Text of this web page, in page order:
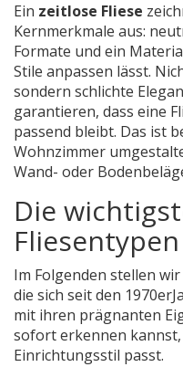
Ein zeitlose Fliese
Kernmerkmale aus:
Formate und ein
Stile anpassen lässt.
sondern schlichte
garantieren, dass eine
passend bleibt. Das ist
Wohnzimmer
Wand- oder
Die
Fliesentypen
Im Folgenden stellen
die sich seit den
mit ihren prägnanten
sofort erkennen kannst,
Einrichtungsstil passt.